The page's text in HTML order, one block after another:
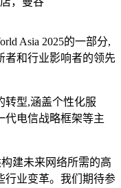
Asia 2025的一部分,
者和行业影响者的领先
转型,涵盖个性化服
代电信战略框架等主
建未来网络所需的高
行业变革。我们期待参